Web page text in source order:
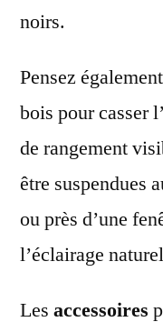
noirs.
Pensez
bois pour casser
de rangement
être suspendues
ou près d’une
l’éclairage
Les accessoires